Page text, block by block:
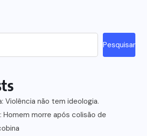
Pesquisar
Violência não tem ideologia.
Homem morre após colisão de